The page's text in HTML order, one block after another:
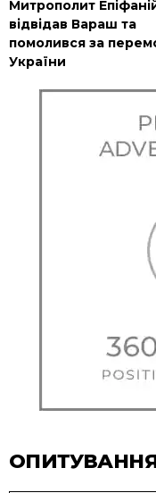
Митрополит
відвідав Вараш та
помолився за
України